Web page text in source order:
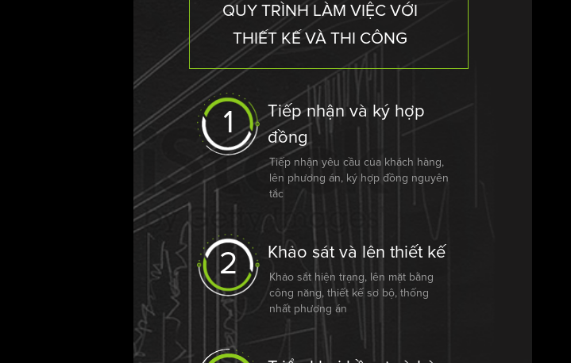
QUY TRÌNH LÀM VIỆC VỚI
THIẾT KẾ VÀ THI CÔNG
1
Tiếp nhận và ký hợp
đồng
Tiếp nhận yêu cầu của khách hàng,
lên phương án, ký hợp đồng nguyên
tắc
2 Khảo sát và lên thiết kế
Khảo sắt hiện trạng, lên mặt bằng
công năng, thiết kế sơ bộ, thống
nhất phương án